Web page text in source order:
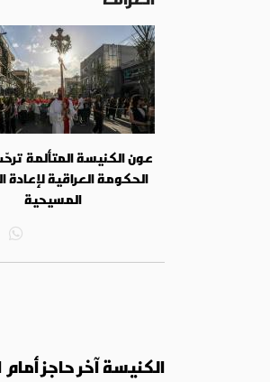
عون الكنيسة المتألمة
الحكومة العراقية لإعادة
المسيحية
الكنيسة آخر حاجز